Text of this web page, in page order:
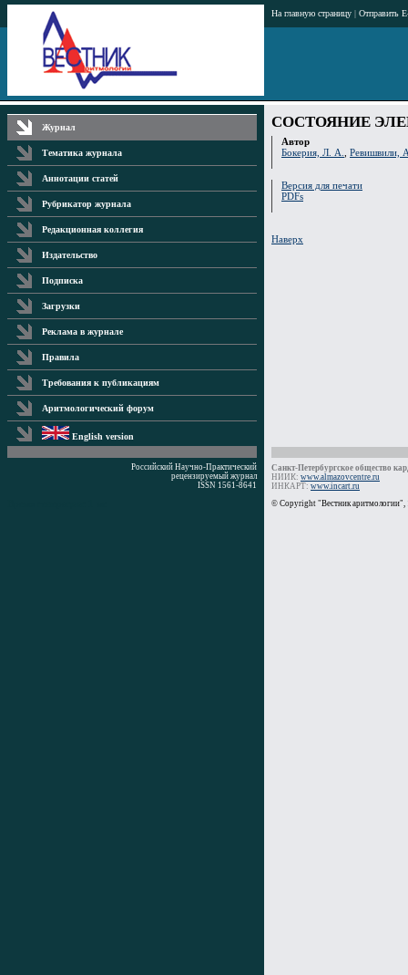
На главную страницу | Отправить
Журнал
Тематика журнала
Аннотации статей
Рубрикатор журнала
Редакционная коллегия
Издательство
Подписка
Загрузки
Реклама в журнале
Правила
Требования к публикациям
Аритмологический форум
English version
СОСТОЯНИЕ
Автор
Бокерия, Л. А.
Ревишвили,
Версия для печати
PDFs
Наверх
Российский Научно-Практический
рецензируемый журнал
ISSN 1561-8641
Санкт-Петербургское общество
НИИК: www.almazovcentre.ru
ИНКАРТ: www.incart.ru
© Copyright "Вестник аритмологии",